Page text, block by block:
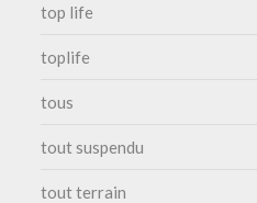
top life
toplife
tous
tout suspendu
tout terrain